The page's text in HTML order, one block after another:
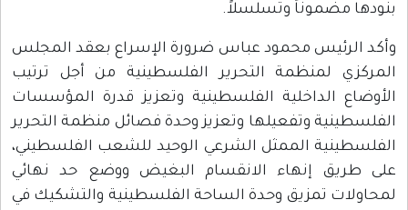
بنودها مضموناً وتسلسلاً.
وأكد الرئيس محمود عباس ضرورة الإسراع بعقد المجلس
المركزي لمنظمة التحرير الفلسطينية من أجل ترتيب
الأوضاع الداخلية الفلسطينية وتعزيز قدرة المؤسسات
الفلسطينية وتفعيلها وتعزيز وحدة فصائل منظمة التحرير
الفلسطينية الممثل الشرعي الوحيد للشعب الفلسطيني،
على طريق إنهاء الانقسام البغيض ووضع حد نهائي
لمحاولات تمزيق وحدة الساحة الفلسطينية والتشكيك في